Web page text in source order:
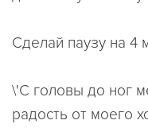
Сделай паузу на 4
\'С головы до ног
радость от моего